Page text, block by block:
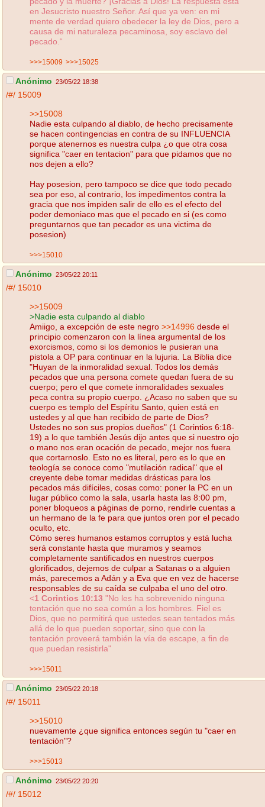
en Jesucristo nuestro Señor. Así que ya ven: en mi
mente de verdad quiero obedecer la ley de Dios, pero a
causa de mi naturaleza pecaminosa, soy esclavo del
pecado.“
>>>15009 >>>15025
Anónimo 23/05/22 18:38
/#/ 15009
>>15008
Nadie esta culpando al diablo, de hecho precisamente
se hacen contingencias en contra de su INFLUENCIA
porque atenernos es nuestra culpa ¿o que otra cosa
significa "caer en tentacion" para que pidamos que no
nos dejen a ello?
Hay posesion, pero tampoco se dice que todo pecado
sea por eso, al contrario, los impedimentos contra la
gracia que nos impiden salir de ello es el efecto del
poder demoniaco mas que el pecado en si (es como
preguntarnos que tan pecador es una victima de
posesion)
>>>15010
Anónimo 23/05/22 20:11
/#/ 15010
>>15009
>Nadie esta culpando al diablo
Amiigo, a excepción de este negro >>14996 desde el
principio comenzaron con la línea argumental de los
exorcismos, como si los demonios le pusieran una
pistola a OP para continuar en la lujuria. La Biblia dice
"Huyan de la inmoralidad sexual. Todos los demás
pecados que una persona comete quedan fuera de su
cuerpo; pero el que comete inmoralidades sexuales
peca contra su propio cuerpo. ¿Acaso no saben que su
cuerpo es templo del Espíritu Santo, quien está en
ustedes y al que han recibido de parte de Dios?
Ustedes no son sus propios dueños" (1 Corintios 6:18-
19) a lo que también Jesús dijo antes que si nuestro ojo
o mano nos eran ocación de pecado, mejor nos fuera
que cortarnoslo. Esto no es literal, pero es lo que en
teología se conoce como "mutilación radical" que el
creyente debe tomar medidas drásticas para los
pecados más difíciles, cosas como: poner la PC en un
lugar público como la sala, usarla hasta las 8:00 pm,
poner bloqueos a páginas de porno, rendirle cuentas a
un hermano de la fe para que juntos oren por el pecado
oculto, etc.
Cómo seres humanos estamos corruptos y está lucha
será constante hasta que muramos y seamos
completamente santificados en nuestros cuerpos
glorificados, dejemos de culpar a Satanas o a alguien
más, parecemos a Adán y a Eva que en vez de hacerse
responsables de su caída se culpaba el uno del otro.
<1 Corintios 10:13 "No les ha sobrevenido ninguna
tentación que no sea común a los hombres. Fiel es
Dios, que no permitirá que ustedes sean tentados más
allá de lo que pueden soportar, sino que con la
tentación proveerá también la vía de escape, a fin de
que puedan resistirla"
>>>15011
Anónimo 23/05/22 20:18
/#/ 15011
>>15010
nuevamente ¿que significa entonces según tu "caer en
tentación"?
>>>15013
Anónimo 23/05/22 20:20
/#/ 15012